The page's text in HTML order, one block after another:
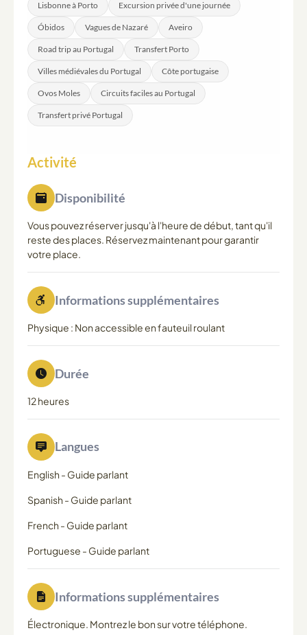
période, les conditions de mer sont plus calmes.
Lisbonne à Porto Excursion privée d'une journée
Óbidos Vagues de Nazaré Aveiro
Road trip au Portugal Transfert Porto
Villes médiévales du Portugal Côte portugaise
Ovos Moles Circuits faciles au Portugal
Transfert privé Portugal
Activité
Disponibilité
Vous pouvez réserver jusqu'à l'heure de début, tant qu'il
reste des places. Réservez maintenant pour garantir
votre place.
Informations supplémentaires
Physique : Non accessible en fauteuil roulant
Durée
12 heures
Langues
English - Guide parlant
Spanish - Guide parlant
French - Guide parlant
Portuguese - Guide parlant
Informations supplémentaires
Électronique. Montrez le bon sur votre téléphone.